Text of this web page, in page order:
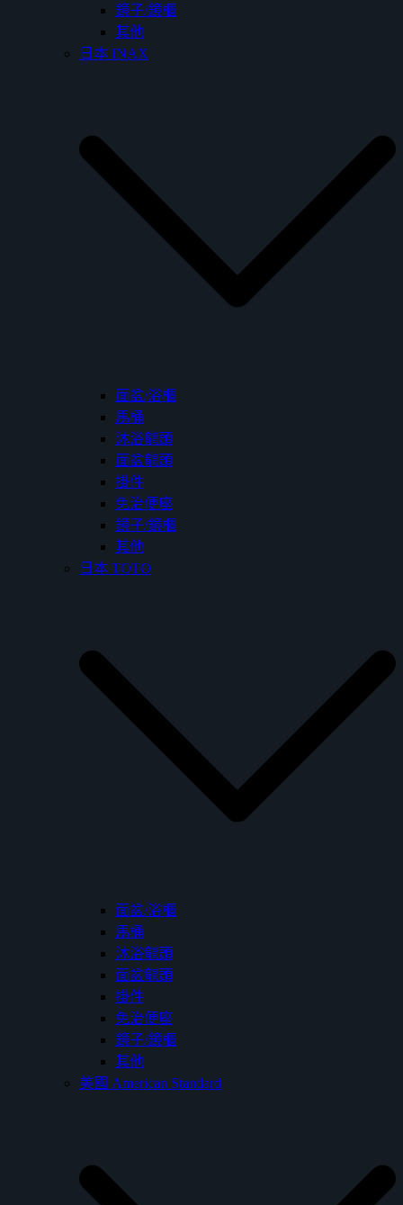
鏡子/鏡櫃
其他
日本 INAX
面盆/浴櫃
馬桶
沐浴龍頭
面盆龍頭
掛件
免治便座
鏡子/鏡櫃
其他
日本 TOTO
面盆/浴櫃
馬桶
沐浴龍頭
面盆龍頭
掛件
免治便座
鏡子/鏡櫃
其他
美國 American Standard